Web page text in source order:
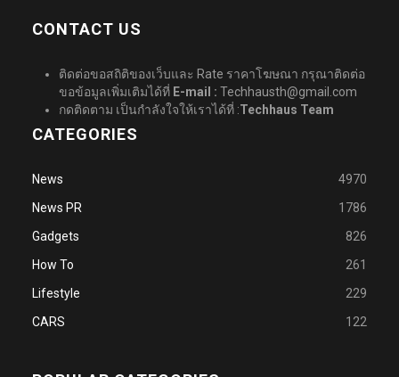
CONTACT US
ติดต่อขอสถิติของเว็บและ Rate ราคาโฆษณา กรุณาติดต่อ
ขอข้อมูลเพิ่มเติมได้ที่ E-mail : Techhausth@gmail.com
กดติดตาม เป็นกำลังใจให้เราได้ที่ :Techhaus Team
CATEGORIES
News
4970
News PR
1786
Gadgets
826
How To
261
Lifestyle
229
CARS
122